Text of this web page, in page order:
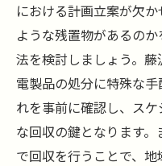
における計画立案が欠
ような残置物があるの
法を検討しましょう。
電製品の処分に特殊な
れを事前に確認し、ス
な回収の鍵となります
で回収を行うことで、